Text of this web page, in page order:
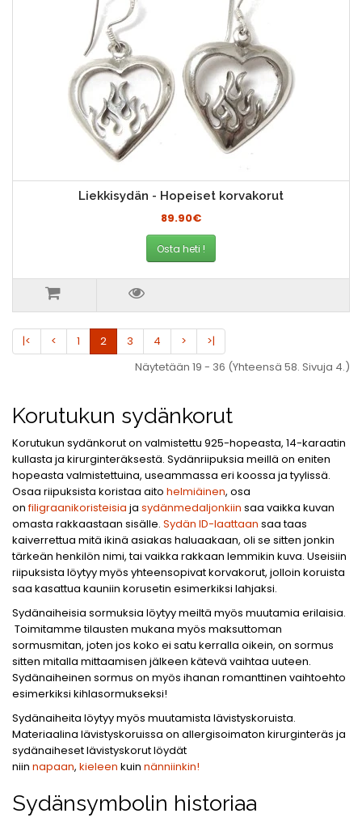
Liekkisydän - Hopeiset korvakorut
89.90€
Osta heti !
|< < 1 2 3 4 >
>|
Näytetään 19 - 36 (Yhteensä 58. Sivuja 4.)
Korutukun sydänkorut
Korutukun sydänkorut on valmistettu 925-hopeasta, 14-karaatin
kullasta ja kirurginteräksestä. Sydänriipuksia meillä on eniten
hopeasta valmistettuina, useammassa eri koossa ja tyylissä.
Osaa riipuksista koristaa aito helmiäinen, osa
onfiligraanikoristeisia ja sydänmedaljonkiin saa vaikka kuvan
omasta rakkaastaan sisälle. Sydän ID-laattaan saa taas
kaiverrettua mitä ikinä asiakas haluaakaan, oli se sitten jonkin
tärkeän henkilön nimi, tai vaikka rakkaan lemmikin kuva. Useisiin
riipuksista löytyy myös yhteensopivat korvakorut, jolloin koruista
saa kasattua kauniin korusetin esimerkiksi lahjaksi.
Sydänaiheisia sormuksia löytyy meiltä myös muutamia erilaisia.
Toimitamme tilausten mukana myös maksuttoman
sormusmitan, joten jos koko ei satu kerralla oikein, on sormus
sitten mitalla mittaamisen jälkeen kätevä vaihtaa uuteen.
Sydänaiheinen sormus on myös ihanan romanttinen vaihtoehto
esimerkiksi kihlasormukseksi!
Sydänaiheita löytyy myös muutamista lävistyskoruista.
Materiaalina lävistyskoruissa on allergisoimaton kirurginteräs ja
sydänaiheset lävistyskorut löydät
niin napaan, kieleen kuin nänniinkin!
Sydänsymbolin historiaa